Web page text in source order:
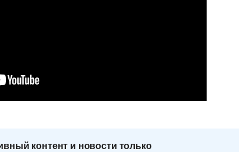
контент и новости только